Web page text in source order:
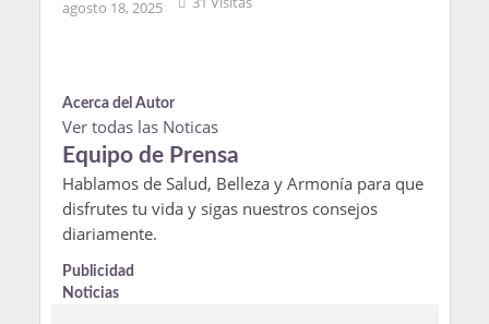
agosto 18, 2025
Acerca del Autor
Ver todas las Noticas
Equipo de Prensa
Hablamos de Salud, Belleza y Armonía para que
disfrutes tu vida y sigas nuestros consejos
diariamente.
Publicidad
Noticias